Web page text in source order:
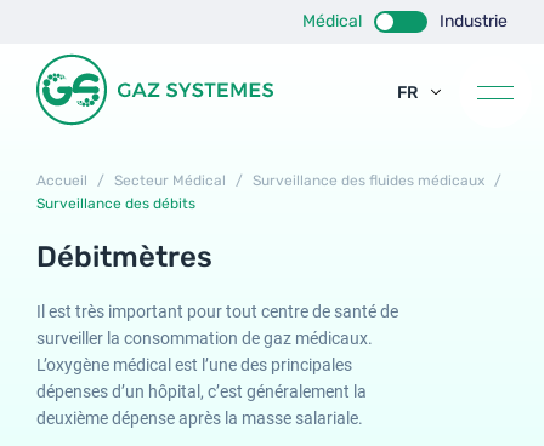
Médical Industrie
FR
ES
Accueil / Secteur Médical / Surveillance des fluides médicaux
/
Surveillance des débits
Débitmètres
Il est très important pour tout centre de santé de
surveiller la consommation de gaz médicaux.
L’oxygène médical est l’une des principales
dépenses d’un hôpital, c’est généralement la
deuxième dépense après la masse salariale.